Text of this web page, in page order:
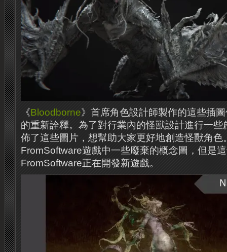
《Bloodborne》首席角色設計師製作的這些插
的重新詮釋。為了對行業內的怪獸設計進行一
佈了這些圖片，想幫助大家更好地創造怪獸角色
FromSoftware遊戲中一些廢棄的概念圖，但是
FromSoftware正在開發新遊戲。